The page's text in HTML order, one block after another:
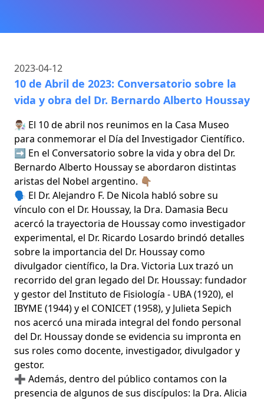
2023-04-12
10 de Abril de 2023: Conversatorio sobre la
vida y obra del Dr. Bernardo Alberto Houssay
👨🏽‍🔬 El 10 de abril nos reunimos en la Casa Museo
para conmemorar el Día del Investigador Científico.
➡️ En el Conversatorio sobre la vida y obra del Dr.
Bernardo Alberto Houssay se abordaron distintas
aristas del Nobel argentino. 👇🏽
🗣️ El Dr. Alejandro F. De Nicola habló sobre su
vínculo con el Dr. Houssay, la Dra. Damasia Becu
acercó la trayectoria de Houssay como investigador
experimental, el Dr. Ricardo Losardo brindó detalles
sobre la importancia del Dr. Houssay como
divulgador científico, la Dra. Victoria Lux trazó un
recorrido del gran legado del Dr. Houssay: fundador
y gestor del Instituto de Fisiología - UBA (1920), el
IBYME (1944) y el CONICET (1958), y Julieta Sepich
nos acercó una mirada integral del fondo personal
del Dr. Houssay donde se evidencia su impronta en
sus roles como docente, investigador, divulgador y
gestor.
➕ Además, dentro del público contamos con la
presencia de algunos de sus discípulos: la Dra. Alicia